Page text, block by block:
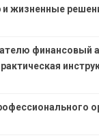
и жизненные
финансовый